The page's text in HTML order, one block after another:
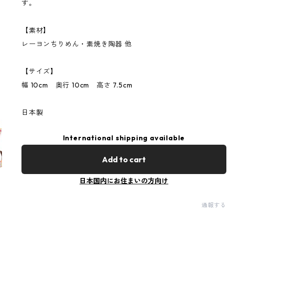
す。
【素材】
レーヨンちりめん・素焼き陶器 他
【サイズ】
幅 10cm 奥行 10cm 高さ 7.5cm
日本製
International shipping available
Add to cart
日本国内にお住まいの方向け
通報する